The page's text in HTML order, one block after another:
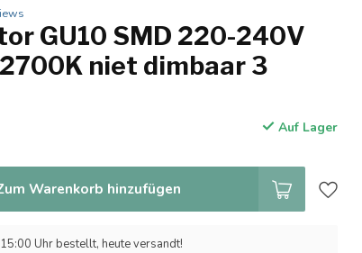
GU10 SMD 220-240V
niet dimbaar 3
Auf Lager
Warenkorb hinzufügen
Uhr bestellt, heute versandt!